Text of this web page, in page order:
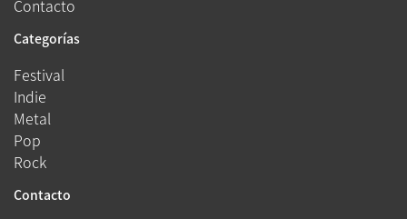
Contacto
Categorías
Festival
Indie
Metal
Pop
Rock
Contacto